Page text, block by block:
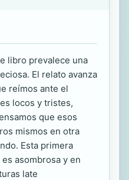
libro prevalece una
El relato avanza
reímos ante el
locos y tristes,
que esos
mismos en otra
Esta primera
asombrosa y en
late